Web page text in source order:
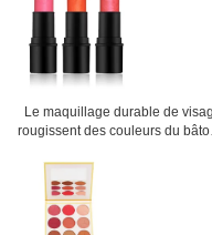
Le maquillage durable de
rougissent des couleurs du
ingrédients